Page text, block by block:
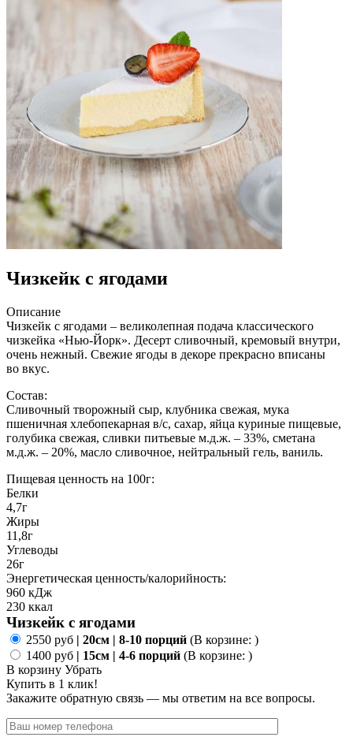
Чизкейк с ягодами
Описание
Чизкейк с ягодами – великолепная подача классического
чизкейка «Нью-Йорк». Десерт сливочный, кремовый внутри,
очень нежный. Свежие ягоды в декоре прекрасно вписаны
во вкус.
Состав:
Сливочный творожный сыр, клубника свежая, мука
пшеничная хлебопекарная в/с, сахар, яйца куриные пищевые,
голубика свежая, сливки питьевые м.д.ж. – 33%, сметана
м.д.ж. – 20%, масло сливочное, нейтральный гель, ваниль.
Пищевая ценность на 100г:
Белки
4,7г
Жиры
11,8г
Углеводы
26г
Энергетическая ценность/калорийность:
960 кДж
230 ккал
Чизкейк с ягодами
2550 руб | 20см | 8-10 порций (В корзине: )
1400 руб | 15см | 4-6 порций (В корзине: )
В корзину Убрать
Купить в 1 клик!
Закажите обратную связь — мы ответим на все вопросы.